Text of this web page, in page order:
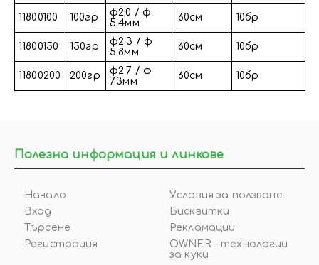
11800100 100гр
φ2.0 / φ
5.4мм
60см 10бр
11800150 150гр
φ2.3 / φ
5.8мм
60см 10бр
11800200 200гр
φ2.7 / φ
7.3мм
60см 10бр
Полезна информация и линкове
Начало
Вход
Търсене
Регистрация
Условия за ползване
Бисквитки
Рекламации
OWNER - технологии
за куки